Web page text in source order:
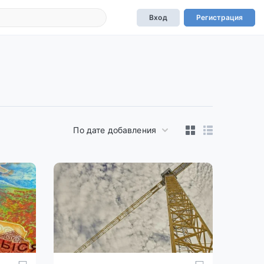
Вход Регистрация
По дате добавления